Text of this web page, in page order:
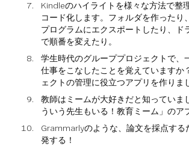
Kindleのハイライトを様々な方法で整
コード化します。フォルダを作ったり
プログラムにエクスポートしたり、ド
で順番を変えたり。
学生時代のグループプロジェクトで、
仕事をこなしたことを覚えていますか
ェクトの管理に役立つアプリを作りま
教師はミームが大好きだと知っていま
ういう先生もいる！教育ミーム」のア
Grammarlyのような、論文を採点する
発する！